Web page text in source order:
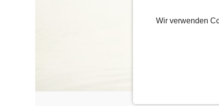
Wir verwenden